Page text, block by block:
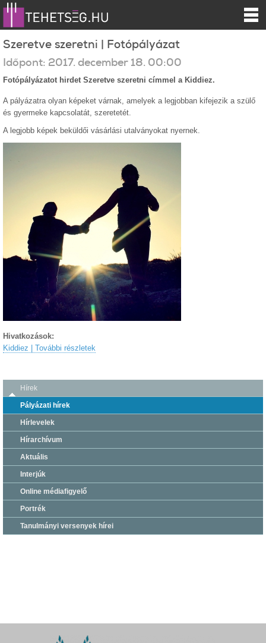
Szeretve szeretni | Fotópályázat
Időpont: 2017. december 18. 00:00
Fotópályázatot hirdet Szeretve szeretni címmel a Kiddiez.
A pályázatra olyan képeket várnak, amelyek a legjobban kifejezik a szülő
és gyermeke kapcsolatát, szeretetét.
A legjobb képek beküldői vásárlási utalványokat nyernek.
Hivatkozások:
Kiddiez | További részletek
Hírek
Pályázati hírek
Hírlevelek
Hírarchívum
Aktuális
Interjúk
Online médiafigyelő
Portrék
Tanulmányi versenyek hírei